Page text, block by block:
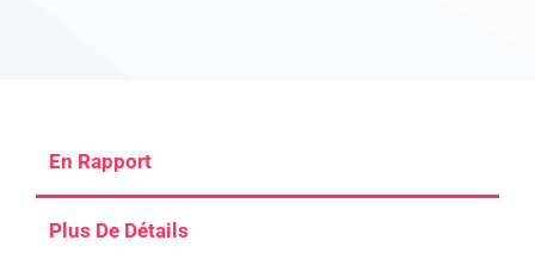
En Rapport
Plus De Détails